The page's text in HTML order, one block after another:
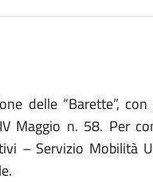
delle “Barette”,
Maggio n. 58. Per
– Servizio Mobilità